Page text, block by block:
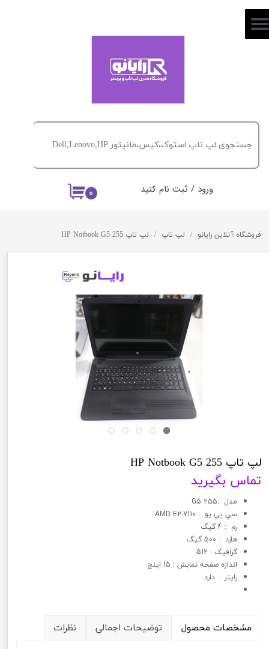
۰ ورود / ثبت نام کنید
حساب کاربری من
خروج از حساب کاربری
فروشگاه آنلاین رایانو لپ تاپ لپ تاپ 255 HP Notbook G5
لپ تاپ 255 HP Notbook G5
تماس بگیرید
مدل :255 G5
سي پي يو : AMD E2-7110
رم : 4 گیگ
هارد : 500 گیگ
گرافيک : 512
اندازه صفحه نمایش : 15 اینچ
رایتر : دارد
مشخصات محصول توضیحات اجمالی نظرات